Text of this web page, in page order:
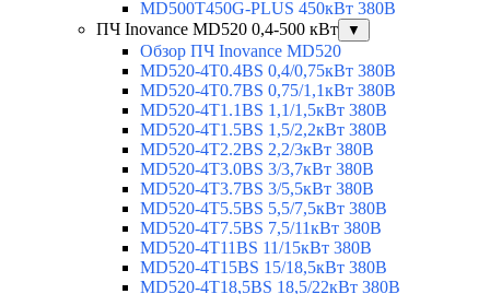
MD500T450G-PLUS 450кВт 380В
ПЧ Inovance MD520 0,4-500 кВт
▼
Обзор ПЧ Inovance MD520
MD520-4T0.4BS 0,4/0,75кВт 380В
MD520-4T0.7BS 0,75/1,1кВт 380В
MD520-4T1.1BS 1,1/1,5кВт 380В
MD520-4T1.5BS 1,5/2,2кВт 380В
MD520-4T2.2BS 2,2/3кВт 380В
MD520-4T3.0BS 3/3,7кВт 380В
MD520-4T3.7BS 3/5,5кВт 380В
MD520-4T5.5BS 5,5/7,5кВт 380В
MD520-4T7.5BS 7,5/11кВт 380В
MD520-4T11BS 11/15кВт 380В
MD520-4T15BS 15/18,5кВт 380В
MD520-4T18,5BS 18,5/22кВт 380В